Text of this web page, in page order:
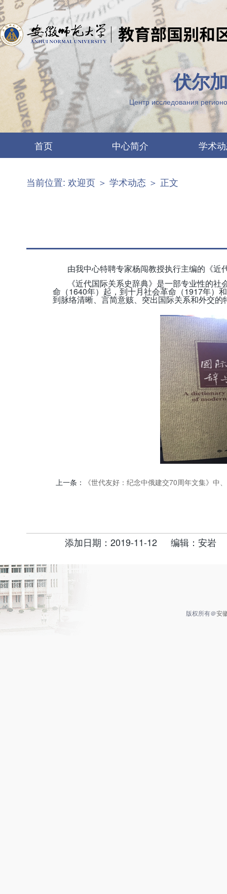
伏尔
Центр исследования
首页
最新公告
中心简介
机构设置
学术
当前位置: 欢迎页 ＞ 学术动态 ＞ 正文
由我中心特聘专家杨闯教授执行主编的《近
《近代国际关系史辞典》是一部专业性的
命（1640年）起，到十月社会革命（1917年）
到脉络清晰、言简意赅、突出国际关系和外交
上一条： 《世代友好：纪念中俄建交70周年文集》中
添加日期：2019-11-12 编辑：安岩
版权所有＠安